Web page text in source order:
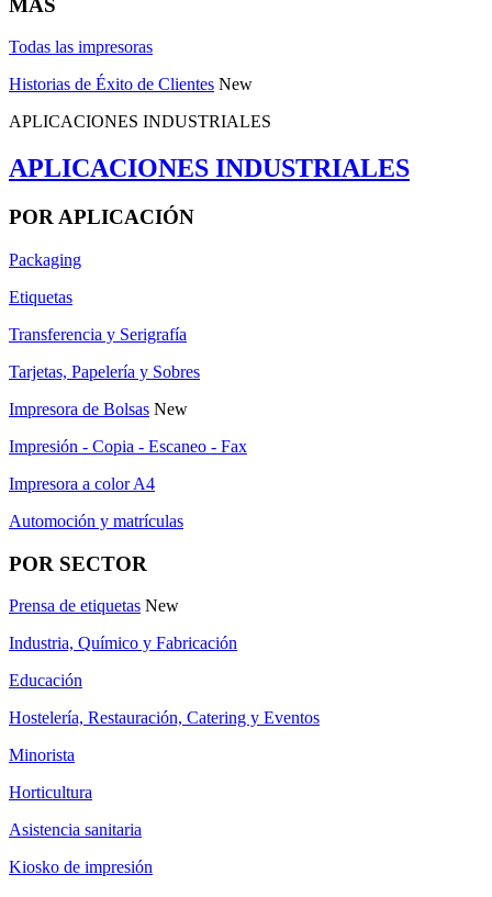
Todas las impresoras
Historias de Éxito de Clientes New
APLICACIONES INDUSTRIALES
APLICACIONES INDUSTRIALES
POR APLICACIÓN
Packaging
Etiquetas
Transferencia y Serigrafía
Tarjetas, Papelería y Sobres
Impresora de Bolsas New
Impresión - Copia - Escaneo - Fax
Impresora a color A4
Automoción y matrículas
POR SECTOR
Prensa de etiquetas New
Industria, Químico y Fabricación
Educación
Hostelería, Restauración, Catering y Eventos
Minorista
Horticultura
Asistencia sanitaria
Kiosko de impresión